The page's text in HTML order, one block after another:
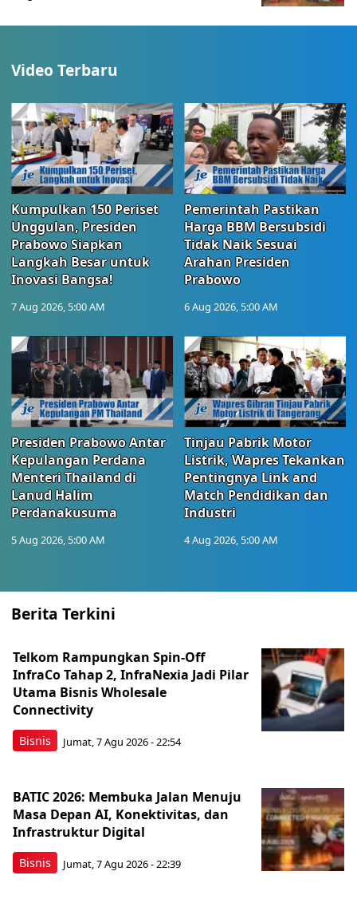
Video Terbaru
Kumpulkan 150 Periset
Unggulan, Presiden
Prabowo Siapkan
Langkah Besar untuk
Inovasi Bangsa!
7 Aug 2026, 5:00 AM
Pemerintah Pastikan
Harga BBM Bersubsidi
Tidak Naik Sesuai
Arahan Presiden
Prabowo
6 Aug 2026, 5:00 AM
Presiden Prabowo Antar
Kepulangan Perdana
Menteri Thailand di
Lanud Halim
Perdanakusuma
5 Aug 2026, 5:00 AM
Tinjau Pabrik Motor
Listrik, Wapres Tekankan
Pentingnya Link and
Match Pendidikan dan
Industri
4 Aug 2026, 5:00 AM
Berita Terkini
Bisnis
Telkom Rampungkan Spin-Off
InfraCo Tahap 2, InfraNexia Jadi Pilar
Utama Bisnis Wholesale
Connectivity
Jumat, 7 Agu 2026 - 22:54
Bisnis
BATIC 2026: Membuka Jalan Menuju
Masa Depan AI, Konektivitas, dan
Infrastruktur Digital
Jumat, 7 Agu 2026 - 22:39